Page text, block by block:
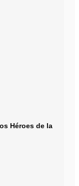
Héroes de la